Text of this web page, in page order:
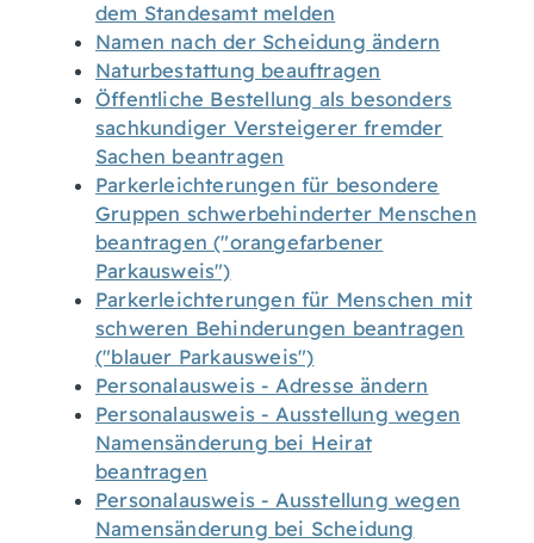
dem Standesamt melden
Namen nach der Scheidung ändern
Naturbestattung beauftragen
Öffentliche Bestellung als besonders
sachkundiger Versteigerer fremder
Sachen beantragen
Parkerleichterungen für besondere
Gruppen schwerbehinderter Menschen
beantragen ("orangefarbener
Parkausweis")
Parkerleichterungen für Menschen mit
schweren Behinderungen beantragen
("blauer Parkausweis")
Personalausweis - Adresse ändern
Personalausweis - Ausstellung wegen
Namensänderung bei Heirat
beantragen
Personalausweis - Ausstellung wegen
Namensänderung bei Scheidung